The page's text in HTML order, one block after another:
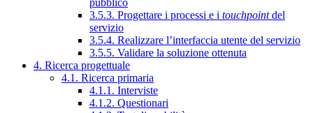
pubblico
3.5.3. Progettare i processi e i touchpointdel
servizio
3.5.4. Realizzare l’interfaccia utente del servizio
3.5.5. Validare la soluzione ottenuta
4. Ricerca progettuale
4.1. Ricerca primaria
4.1.1. Interviste
4.1.2. Questionari